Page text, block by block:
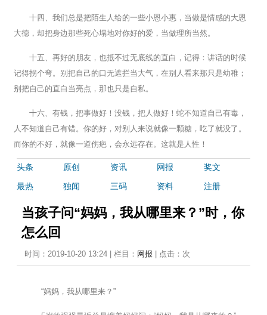
十四、我们总是把陌生人给的一些小恩小惠，当做是情感的大恩
大德，却把身边那些死心塌地对你好的爱，当做理所当然。
十五、再好的朋友，也抵不过无底线的直白，记得：讲话的时候
记得拐个弯。别把自己的口无遮拦当大气，在别人看来那只是幼稚；
别把自己的直白当亮点，那也只是自私。
十六、有钱，把事做好！没钱，把人做好！蛇不知道自己有毒，
人不知道自己有错。你的好，对别人来说就像一颗糖，吃了就没了。
而你的不好，就像一道伤疤，会永远存在。这就是人性！
头条 原创 资讯 网报
奖文
最热
独闻 三码 资料 注册
当孩子问“妈妈，我从哪里来？”时，你
怎么回
时间：2019-10-20 13:24 | 栏目： 网报 | 点击： 次
“妈妈，我从哪里来？”